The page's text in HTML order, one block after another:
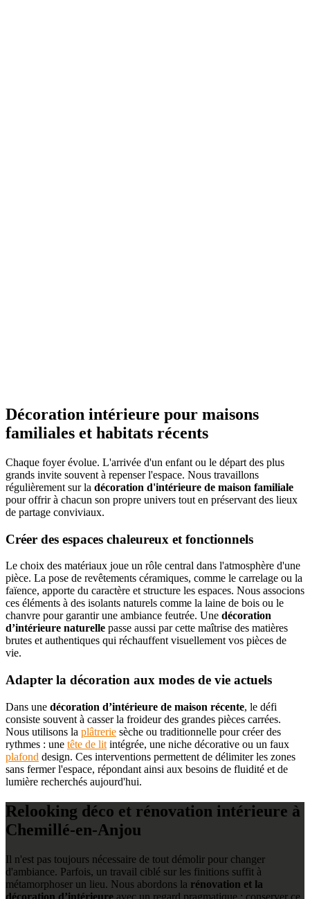
Décoration intérieure pour maisons
familiales et habitats récents
Chaque foyer évolue. L'arrivée d'un enfant ou le départ des plus
grands invite souvent à repenser l'espace. Nous travaillons
régulièrement sur la décoration d'intérieure de maison familiale
pour offrir à chacun son propre univers tout en préservant des lieux
de partage conviviaux.
Créer des espaces chaleureux et fonctionnels
Le choix des matériaux joue un rôle central dans l'atmosphère d'une
pièce. La pose de revêtements céramiques, comme le carrelage ou la
faïence, apporte du caractère et structure les espaces. Nous associons
ces éléments à des isolants naturels comme la laine de bois ou le
chanvre pour garantir une ambiance feutrée. Une décoration
d’intérieure naturelle passe aussi par cette maîtrise des matières
brutes et authentiques qui réchauffent visuellement vos pièces de
vie.
Adapter la décoration aux modes de vie actuels
Dans une décoration d’intérieure de maison récente, le défi
consiste souvent à casser la froideur des grandes pièces carrées.
Nous utilisons la plâtrerie sèche ou traditionnelle pour créer des
rythmes : une tête de lit intégrée, une niche décorative ou un faux
plafond design. Ces interventions permettent de délimiter les zones
sans fermer l'espace, répondant ainsi aux besoins de fluidité et de
lumière recherchés aujourd'hui.
Relooking déco et rénovation intérieure à
Chemillé-en-Anjou
Il n'est pas toujours nécessaire de tout démolir pour changer
d'ambiance. Parfois, un travail ciblé sur les finitions suffit à
métamorphoser un lieu. Nous abordons la rénovation et la
décoration d’intérieure avec un regard pragmatique : conserver ce